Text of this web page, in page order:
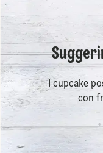
I cupcake
con